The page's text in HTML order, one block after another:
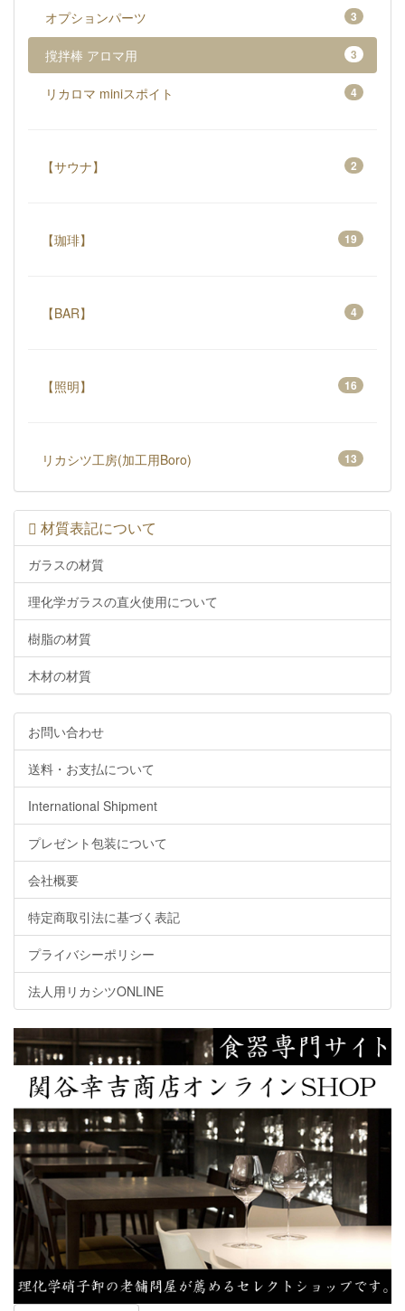
オプションパーツ 3
撹拌棒 アロマ用 3
リカロマ miniスポイト 4
【サウナ】 2
【珈琲】 19
【BAR】 4
【照明】 16
リカシツ工房(加工用Boro) 13
材質表記について
ガラスの材質
理化学ガラスの直火使用について
樹脂の材質
木材の材質
お問い合わせ
送料・お支払について
International Shipment
プレゼント包装について
会社概要
特定商取引法に基づく表記
プライバシーポリシー
法人用リカシツONLINE